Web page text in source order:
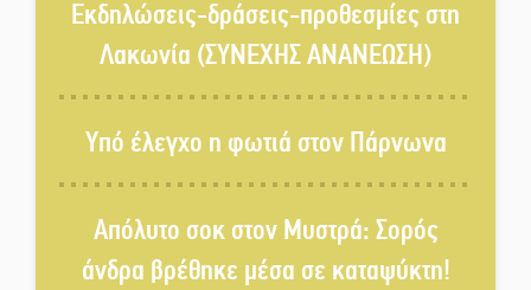
Βραστού» στη Σοχά
Το τελεφερίκ της Μονεμβασιάς
στο τραπέζι του δημόσιου
διαλόγου
Πολιτισμός και παράδοση δίνουν
ραντεβού στην Αγόριανη
Εκδηλώσεις-δράσεις-προθεσμίες στη
Λακωνία (ΣΥΝΕΧΗΣ ΑΝΑΝΕΩΣΗ)
Υπό έλεγχο η φωτιά στον Πάρνωνα
Απόλυτο σοκ στον Μυστρά: Σορός
άνδρα βρέθηκε μέσα σε καταψύκτη!